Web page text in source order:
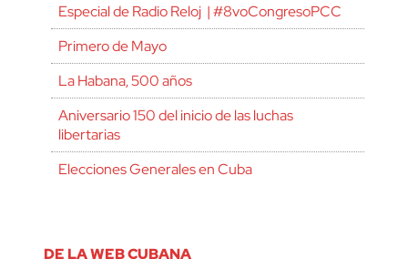
Especial de Radio Reloj | #8voCongresoPCC
Primero de Mayo
La Habana, 500 años
Aniversario 150 del inicio de las luchas
libertarias
Elecciones Generales en Cuba
DE LA WEB CUBANA